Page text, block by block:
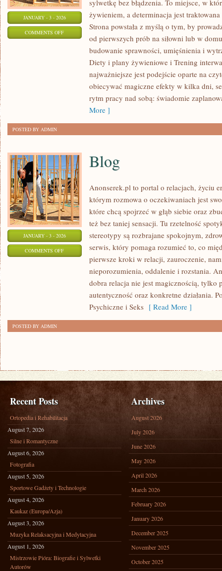
JANUARY - 3 - 2026
COMMENTS OFFON
sylwetkę bez błądzenia. To miejsce, w
żywieniem, a determinacja jest
Strona powstała z myślą o tym, by
od pierwszych prób na siłowni lub w
budowanie sprawności, umięśnienia i
Diety i plany żywieniowe i Trening
najważniejsze jest podejście oparte na
obiecywać magiczne efekty w kilka dni,
rytm pracy nad sobą: świadomie
More ]
POSTED BY ADMIN
JANUARY - 3 - 2026
COMMENTS OFFON
Blog
Anonserek.pl to portal o relacjach, życiu
którym rozmowa o oczekiwaniach jest
które chcą spojrzeć w głąb siebie oraz
też bez taniej sensacji. Tu rzetelność
stereotypy są rozbrajane spokojnym,
serwis, który pomaga rozumieć to, co
pierwsze kroki w relacji, zauroczenie,
nieporozumienia, oddalenie i rozstania.
dobra relacja nie jest magicznością, tylko
autentyczność oraz konkretne działania.
Psychiczne i Seks [ Read More ]
POSTED BY ADMIN
Recent Posts
Ortopedia i Rehabilitacja
August 7, 2026
Silne i Romantyczne
August 6, 2026
Fotografia
August 5, 2026
Sportowe Gadżety i Technologie
August 4, 2026
Kaukaz (Europa/Azja)
August 3, 2026
Muzyka Relaksacyjna i Medytacyjna
August 1, 2026
Mistrzowie Pióra: Biografie i Sylwetki
Autorów
Archives
August 2026
July 2026
June 2026
May 2026
April 2026
March 2026
February 2026
January 2026
December 2025
November 2025
October 2025